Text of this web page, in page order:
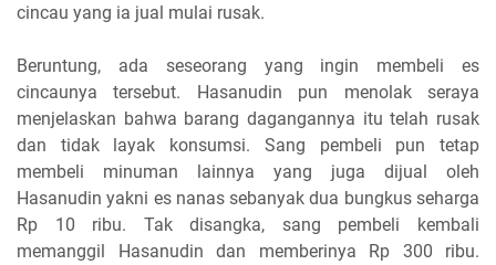
cincau yang ia jual mulai rusak.
Beruntung, ada seseorang yang ingin membeli es
cincaunya tersebut. Hasanudin pun menolak seraya
menjelaskan bahwa barang dagangannya itu telah rusak
dan tidak layak konsumsi. Sang pembeli pun tetap
membeli minuman lainnya yang juga dijual oleh
Hasanudin yakni es nanas sebanyak dua bungkus seharga
Rp 10 ribu. Tak disangka, sang pembeli kembali
memanggil Hasanudin dan memberinya Rp 300 ribu.